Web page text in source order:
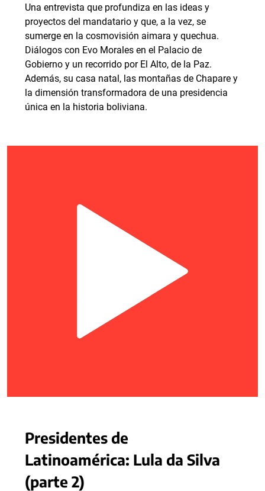
Una entrevista que profundiza en las ideas y
proyectos del mandatario y que, a la vez, se
sumerge en la cosmovisión aimara y quechua.
Diálogos con Evo Morales en el Palacio de
Gobierno y un recorrido por El Alto, de la Paz.
Además, su casa natal, las montañas de Chapare y
la dimensión transformadora de una presidencia
única en la historia boliviana.
Presidentes de
Latinoamérica: Lula da Silva
(parte 2)